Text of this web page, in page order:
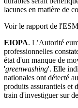
lacunes en matière de
Voir le rapport de
EIOPA. L’Autorité
professionnelles
état d'un manque de
'greenwashing'. Elle
nationales ont détecté
produits assurantiels et
train d'investiguer sur